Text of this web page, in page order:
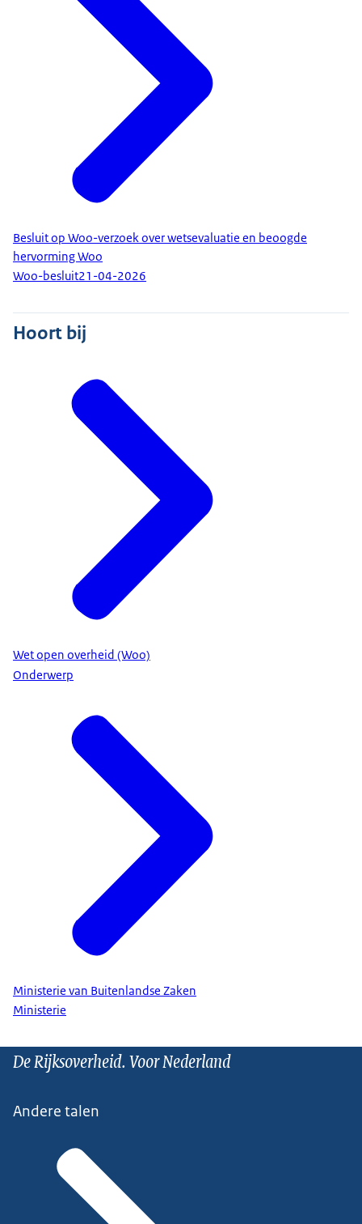
Besluit op Woo-verzoek over wetsevaluatie en beoogde
hervorming Woo
Woo-besluit21-04-2026
Hoort bij
Wet open overheid (Woo)
Onderwerp
Ministerie van Buitenlandse Zaken
Ministerie
De Rijksoverheid. Voor Nederland
Andere talen